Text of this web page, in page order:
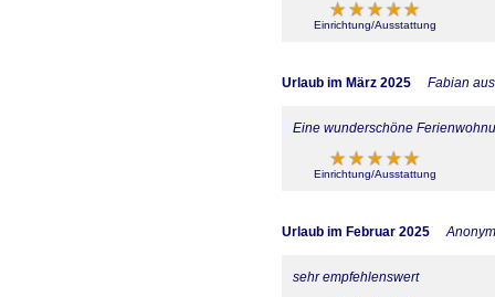
Einrichtung/Ausstattung
Urlaub im März 2025 Fabian
Eine wunderschöne
Einrichtung/Ausstattung
Urlaub im Februar 2025 Anonym
sehr empfehlenswert